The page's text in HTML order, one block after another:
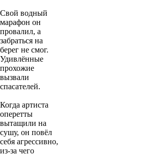
Свой водный
марафон он
провалил, а
забраться на
берег не смог.
Удивлённые
прохожие
вызвали
спасателей.
Когда артиста
оперетты
вытащили на
сушу, он повёл
себя агрессивно,
из-за чего